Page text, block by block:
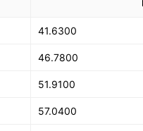
41.6300
46.7800
51.9100
57.0400